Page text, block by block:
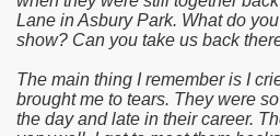
Lane in Asbury Park. What do
show? Can you take us back
The main thing I remember is I
brought me to tears. They were
the day and late in their career.